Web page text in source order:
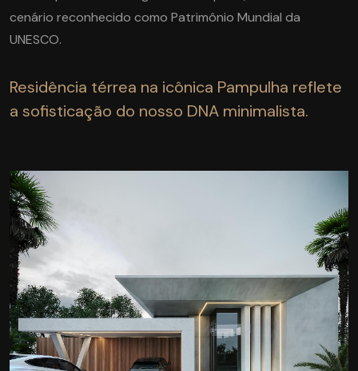
cenário reconhecido como Patrimônio Mundial da
UNESCO.
Residência térrea na icônica Pampulha reflete
a sofisticação do nosso DNA minimalista.